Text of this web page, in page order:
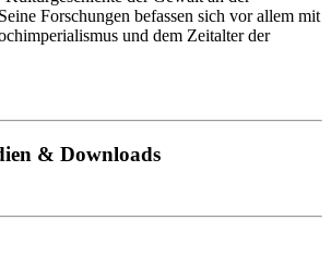
Forschungen befassen sich vor allem mit
und dem Zeitalter der
& Downloads